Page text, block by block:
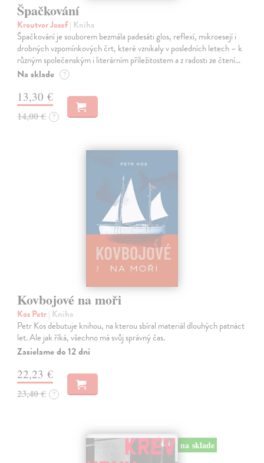
Špačkování
Kroutvor Josef| Kniha
Špačkování je souborem bezmála padesáti glos, reflexí, mikroesejí i
drobných vzpomínkových črt, které vznikaly v posledních letech – k
různým společenským i literárním příležitostem a z radosti ze čtení…
Na sklade ?
13,30 €
14,00 € ?
Kovbojové na moři
Kos Petr| Kniha
Petr Kos debutuje knihou, na kterou sbíral materiál dlouhých patnáct
let. Ale jak říká, všechno má svůj správný čas.
Zasielame do 12 dní
22,23 €
23,40 € ?
na sklade